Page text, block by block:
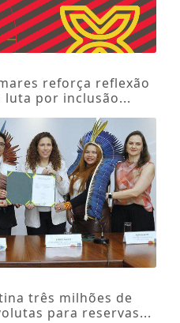
reforça reflexão
luta por inclusão...
três milhões de
para reservas...